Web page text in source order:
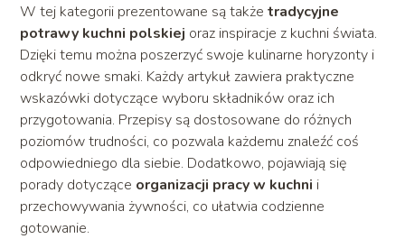
W tej kategorii prezentowane są takżetradycyjne
potrawy kuchni polskiej oraz inspiracje z kuchni świata.
Dzięki temu można poszerzyć swoje kulinarne horyzonty i
odkryć nowe smaki. Każdy artykuł zawiera praktyczne
wskazówki dotyczące wyboru składników oraz ich
przygotowania. Przepisy są dostosowane do różnych
poziomów trudności, co pozwala każdemu znaleźć coś
odpowiedniego dla siebie. Dodatkowo, pojawiają się
porady dotyczące organizacji pracy w kuchni i
przechowywania żywności, co ułatwia codzienne
gotowanie.